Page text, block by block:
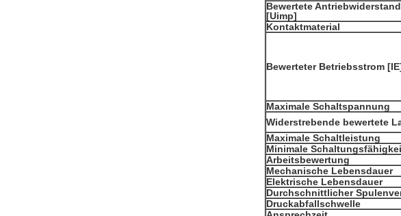
Bewertete
[Uimp]
Kontaktmaterial
Bewerteter Betriebsstrom
Maximale Schaltspannung
Widerstrebende bewertete
Maximale Schaltleistung
Minimale
Arbeitsbewertung
Mechanische Lebensdauer
Elektrische Lebensdauer
Durchschnittlicher
Druckabfallschwelle